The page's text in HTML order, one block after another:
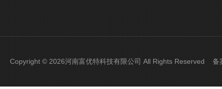
Copyright © 2026河南富优特科技有限公司 All Rights Reserved 备